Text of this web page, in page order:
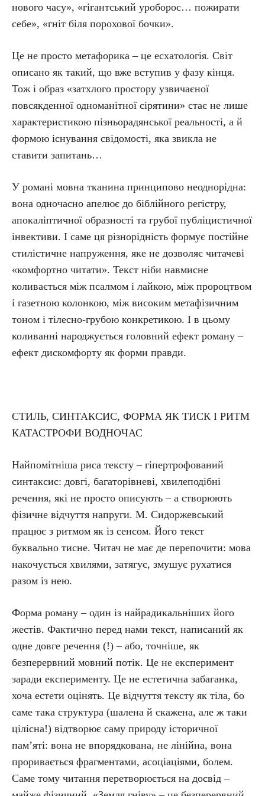
нового часу», «гігантський уроборос… пожирати
себе», «гніт біля порохової бочки».
Це не просто метафорика – це есхатологія. Світ
описано як такий, що вже вступив у фазу кінця.
Тож і образ «затхлого простору узвичаєної
повсякденної одноманітної сірятини» стає не лише
характеристикою пізньорадянської реальності, а й
формою існування свідомості, яка звикла не
ставити запитань…
У романі мовна тканина принципово неоднорідна:
вона одночасно апелює до біблійного регістру,
апокаліптичної образності та грубої публіцистичної
інвективи. І саме ця різнорідність формує постійне
стилістичне напруження, яке не дозволяє читачеві
«комфортно читати». Текст ніби навмисне
коливається між псалмом і лайкою, між пророцтвом
і газетною колонкою, між високим метафізичним
тоном і тілесно-грубою конкретикою. І в цьому
коливанні народжується головний ефект роману –
ефект дискомфорту як форми правди.
СТИЛЬ, СИНТАКСИС, ФОРМА ЯК ТИСК І РИТМ
КАТАСТРОФИ ВОДНОЧАС
Найпомітніша риса тексту – гіпертрофований
синтаксис: довгі, багаторівневі, хвилеподібні
речення, які не просто описують – а створюють
фізичне відчуття напруги. М. Сидоржевський
працює з ритмом як із сенсом. Його текст
буквально тисне. Читач не має де перепочити: мова
накочується хвилями, затягує, змушує рухатися
разом із нею.
Форма роману – один із найрадикальніших його
жестів. Фактично перед нами текст, написаний як
одне довге речення (!) – або, точніше, як
безперервний мовний потік. Це не експеримент
заради експерименту. Це не естетична забаганка,
хоча естети оцінять. Це відчуття тексту як тіла, бо
саме така структура (шалена й скажена, але ж таки
цілісна!) відтворює саму природу історичної
пам’яті: вона не впорядкована, не лінійна, вона
проривається фрагментами, асоціаціями, болем.
Саме тому читання перетворюється на досвід –